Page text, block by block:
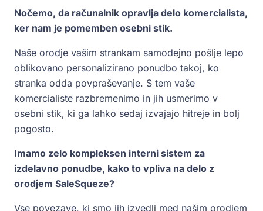
Nočemo, da računalnik opravlja delo komercialista,
ker nam je pomemben osebni stik.
Naše orodje vašim strankam samodejno pošlje lepo
oblikovano personalizirano ponudbo takoj, ko
stranka odda povpraševanje. S tem vaše
komercialiste razbremenimo in jih usmerimo v
osebni stik, ki ga lahko sedaj izvajajo hitreje in bolj
pogosto.
Imamo zelo kompleksen interni sistem za
izdelavno ponudbe, kako to vpliva na delo z
orodjem SaleSqueze?
Vse povezave, ki smo jih izvedli med našim orodjem